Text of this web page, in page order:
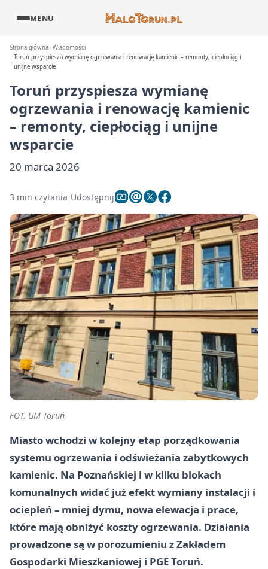
MENU
Strona główna Wiadomości
Toruń przyspiesza wymianę ogrzewania i renowację kamienic – remonty, ciepłociąg i
unijne wsparcie
Toruń przyspiesza wymianę
ogrzewania i renowację kamienic
– remonty, ciepłociąg i unijne
wsparcie
20 marca 2026
3 min czytania Udostępnij
FOT. UM Toruń
Miasto wchodzi w kolejny etap porządkowania
systemu ogrzewania i odświeżania zabytkowych
kamienic. Na Poznańskiej i w kilku blokach
komunalnych widać już efekt wymiany instalacji i
ociepleń – mniej dymu, nowa elewacja i prace,
które mają obniżyć koszty ogrzewania. Działania
prowadzone są w porozumieniu z Zakładem
Gospodarki Mieszkaniowej i PGE Toruń.